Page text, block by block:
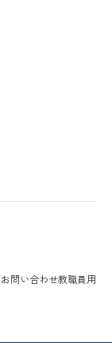
お問い合わせ教職員用